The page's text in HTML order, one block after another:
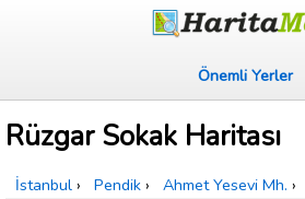
Önemli Yerler
Rüzgar Sokak Haritası
İstanbul › Pendik › Ahmet Yesevi Mh. ›